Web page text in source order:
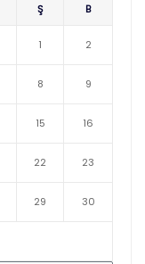
Ş B
1 2
8 9
15 16
22 23
29 30